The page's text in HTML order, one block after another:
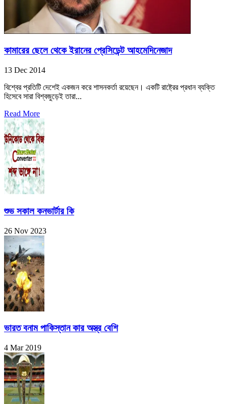
কামারের ছেলে থেকে ইরানের প্রেসিডেন্ট আহমেদিনেজাদ
13 Dec 2014
বিশ্বের প্রতিটি দেশেই একজন করে শাসনকর্তা রয়েছেন। একটি রাষ্ট্রের প্রধান ব্যক্তি
হিসেবে সারা বিশ্বজুড়েই তারা...
Read More
শুভ সকাল কনভার্টার কি
26 Nov 2023
ভারত বনাম পাকিস্তান কার অস্ত্র বেশি
4 Mar 2019